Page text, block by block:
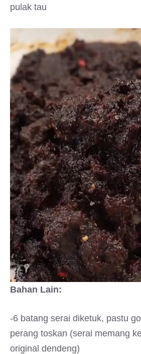
pulak tau
Bahan Lain:
-6 batang serai diketuk, pastu
perang toskan (serai memang
original dendeng)